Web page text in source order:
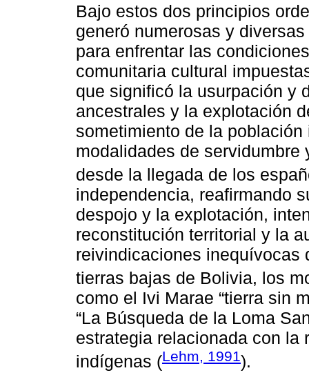
Bajo estos dos principios
generó numerosas y
para enfrentar las
comunitaria cultural
que significó la usurpación y
ancestrales y la explotación
sometimiento de la
modalidades de
desde la llegada de los
independencia, reafirmando
despojo y la explotación,
reconstitución territorial y la
reivindicaciones inequívocas
tierras bajas de Bolivia, los
como el Ivi Marae “tierra sin
“La Búsqueda de la Loma
estrategia relacionada con la
indígenas (Lehm, 1991).